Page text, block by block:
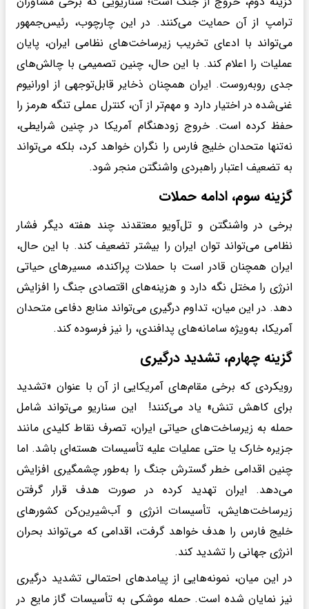
ترامپ از آن حمایت می‌کنند. در این چارچوب، رئیس‌جمهور
می‌تواند با ادعای تخریب زیرساخت‌های نظامی ایران، پایان
عملیات را اعلام کند. با این حال، چنین تصمیمی با چالش‌های
جدی روبه‌روست. ایران همچنان ذخایر قابل‌توجهی از اورانیوم
غنی‌شده در اختیار دارد و مهم‌تر از آن، کنترل عملی تنگه هرمز را
حفظ کرده است. خروج زودهنگام آمریکا در چنین شرایطی،
نه‌تنها متحدان خلیج فارس را نگران خواهد کرد، بلکه می‌تواند
به تضعیف اعتبار راهبردی واشنگتن منجر شود.
گزینه سوم، ادامه حملات
برخی در واشنگتن و تل‌آویو معتقدند چند هفته دیگر فشار
نظامی می‌تواند توان ایران را بیشتر تضعیف کند. با این حال،
ایران همچنان قادر است با حملات پراکنده، مسیرهای حیاتی
انرژی را مختل نگه دارد و هزینه‌های اقتصادی جنگ را افزایش
دهد. در این میان، تداوم درگیری می‌تواند منابع دفاعی متحدان
آمریکا، به‌ویژه سامانه‌های پدافندی، را نیز فرسوده کند.
گزینه چهارم، تشدید درگیری
رویکردی که برخی مقام‌های آمریکایی از آن با عنوان «تشدید
برای کاهش تنش» یاد می‌کنند! این سناریو می‌تواند شامل
حمله به زیرساخت‌های حیاتی ایران، تصرف نقاط کلیدی مانند
جزیره خارک یا حتی عملیات علیه تأسیسات هسته‌ای باشد. اما
چنین اقدامی خطر گسترش جنگ را به‌طور چشمگیری افزایش
می‌دهد. ایران تهدید کرده در صورت هدف قرار گرفتن
زیرساخت‌هایش، تأسیسات انرژی و آب‌شیرین‌کن کشورهای
خلیج فارس را هدف خواهد گرفت، اقدامی که می‌تواند بحران
انرژی جهانی را تشدید کند.
در این میان، نمونه‌هایی از پیامدهای احتمالی تشدید درگیری
نیز نمایان شده است. حمله موشکی به تأسیسات گاز مایع در